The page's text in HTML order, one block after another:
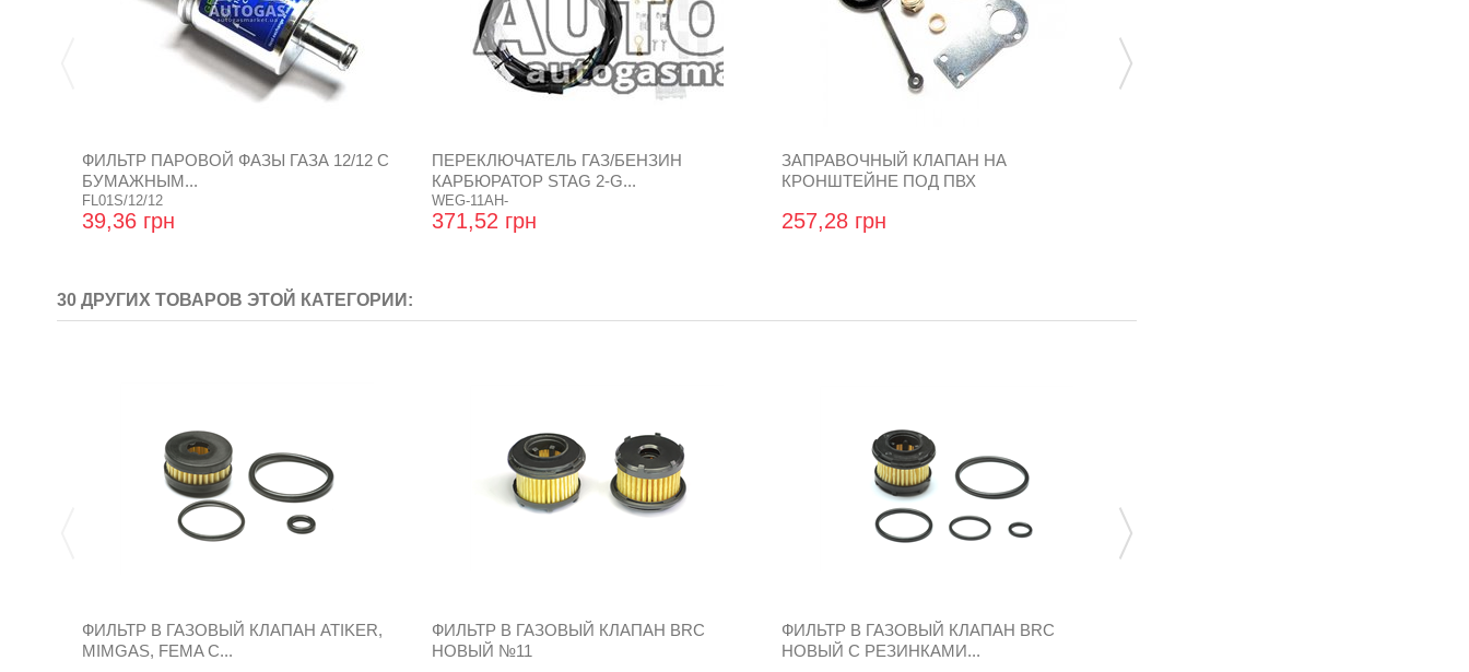
ФИЛЬТР ПАРОВОЙ ФАЗЫ ГАЗА 12/12 С
БУМАЖНЫМ...
FL01S/12/12
39,36 грн
ПЕРЕКЛЮЧАТЕЛЬ ГАЗ/БЕНЗИН
КАРБЮРАТОР STAG 2-G...
WEG-11AH-
371,52 грн
ЗАПРАВОЧНЫЙ КЛАПАН НА
КРОНШТЕЙНЕ ПОД ПВХ
257,28 грн
30 ДРУГИХ ТОВАРОВ ЭТОЙ КАТЕГОРИИ:
ФИЛЬТР В ГАЗОВЫЙ КЛАПАН ATIKER,
MIMGAS, FEMA С...
ФИЛЬТР В ГАЗОВЫЙ КЛАПАН BRC
НОВЫЙ №11
ФИЛЬТР В ГАЗОВЫЙ КЛАПАН BRC
НОВЫЙ С РЕЗИНКАМИ...